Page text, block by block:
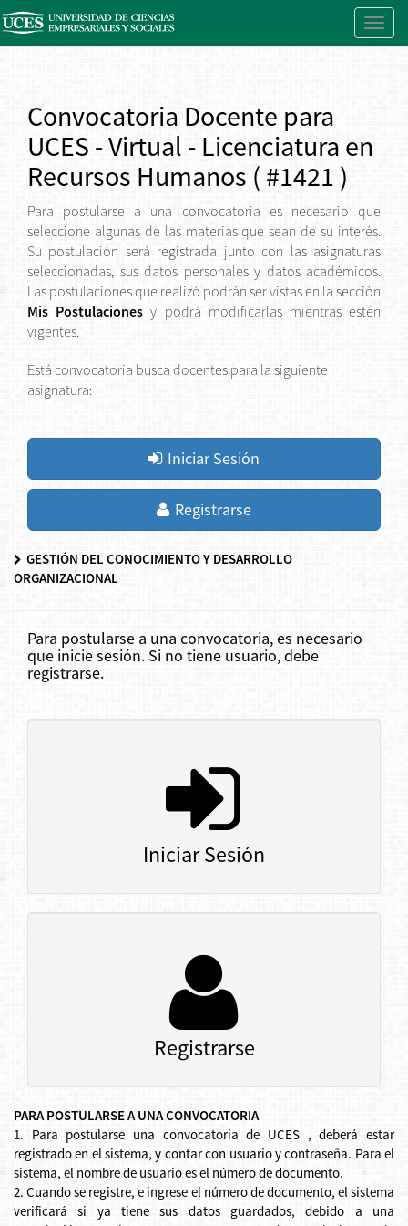
Convocatoria Docente para
UCES - Virtual - Licenciatura en
Recursos Humanos ( #1421 )
Para postularse a una convocatoria es necesario que
seleccione algunas de las materias que sean de su interés.
Su postulación será registrada junto con las asignaturas
seleccionadas, sus datos personales y datos académicos.
Las postulaciones que realizó podrán ser vistas en la sección
Mis Postulaciones y podrá modificarlas mientras estén
vigentes.
Está convocatoria busca docentes para la siguiente
asignatura:
Iniciar Sesión
Registrarse
GESTIÓN DEL CONOCIMIENTO Y DESARROLLO
ORGANIZACIONAL
Para postularse a una convocatoria, es necesario
que inicie sesión. Si no tiene usuario, debe
registrarse.
Iniciar Sesión
Registrarse
PARA POSTULARSE A UNA CONVOCATORIA
1. Para postularse una convocatoria de UCES , deberá estar
registrado en el sistema, y contar con usuario y contraseña. Para el
sistema, el nombre de usuario es el número de documento.
2. Cuando se registre, e ingrese el número de documento, el sistema
verificará si ya tiene sus datos guardados, debido a una